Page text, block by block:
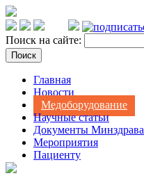
Поиск на сайте:
Главная
Новости
Медоборудование
Научные статьи
Документы Минздрава
Мероприятия
Пациенту